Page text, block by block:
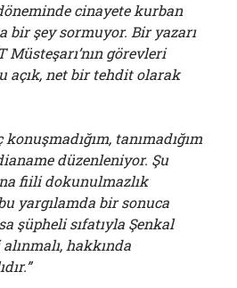
cinayete kurban
bir şey sormuyor. Bir yazarı
görevleri
açık, net bir tehdit olarak
tanımadığım
düzenleniyor. Şu
fiili dokunulmazlık
yargılamda bir sonuca
şüpheli sıfatıyla Şenkal
hakkında